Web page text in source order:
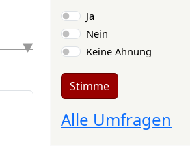
Ja
Nein
Keine Ahnung
Stimme
Alle Umfragen